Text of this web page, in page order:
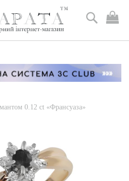
Пошук
0.12 ct «Франсуаза»